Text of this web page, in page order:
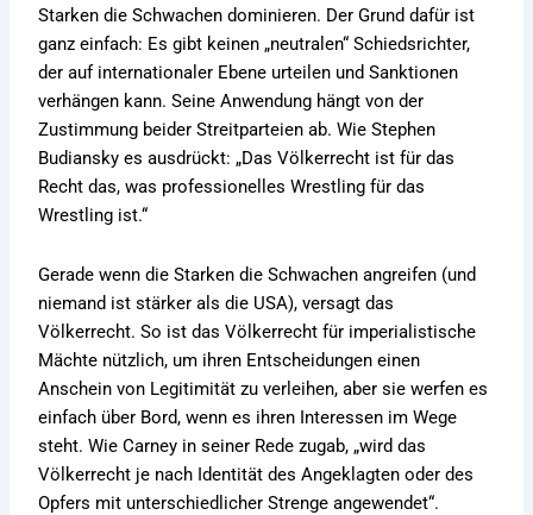
Starken die Schwachen dominieren. Der Grund dafür ist
ganz einfach: Es gibt keinen „neutralen“ Schiedsrichter,
der auf internationaler Ebene urteilen und Sanktionen
verhängen kann. Seine Anwendung hängt von der
Zustimmung beider Streitparteien ab. Wie Stephen
Budiansky es ausdrückt: „Das Völkerrecht ist für das
Recht das, was professionelles Wrestling für das
Wrestling ist.“
Gerade wenn die Starken die Schwachen angreifen (und
niemand ist stärker als die USA), versagt das
Völkerrecht. So ist das Völkerrecht für imperialistische
Mächte nützlich, um ihren Entscheidungen einen
Anschein von Legitimität zu verleihen, aber sie werfen es
einfach über Bord, wenn es ihren Interessen im Wege
steht. Wie Carney in seiner Rede zugab, „wird das
Völkerrecht je nach Identität des Angeklagten oder des
Opfers mit unterschiedlicher Strenge angewendet“.